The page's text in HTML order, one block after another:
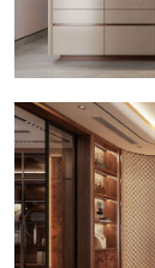
SẢN PHẨM